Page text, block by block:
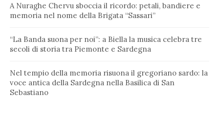
A Nuraghe Chervu sboccia il ricordo: petali, bandiere e
memoria nel nome della Brigata “Sassari”
“La Banda suona per noi”: a Biella la musica celebra tre
secoli di storia tra Piemonte e Sardegna
Nel tempio della memoria risuona il gregoriano sardo: la
voce antica della Sardegna nella Basilica di San
Sebastiano